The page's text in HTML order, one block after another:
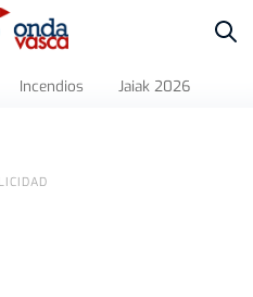
Incendios Jaiak 2026